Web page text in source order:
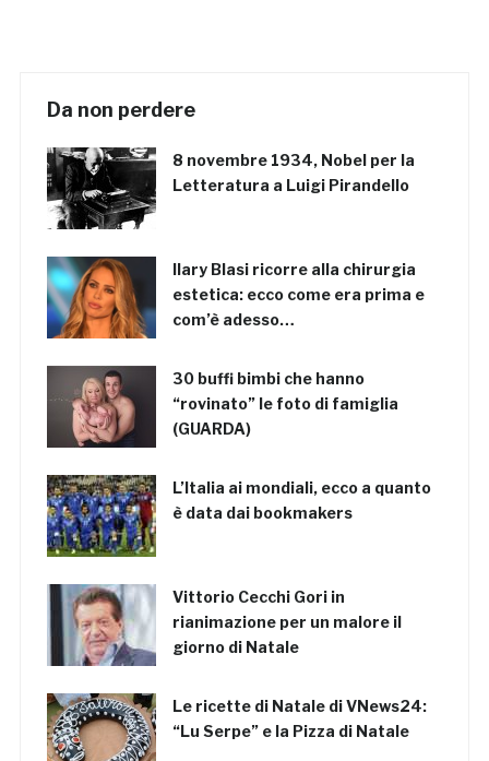
Da non perdere
8 novembre 1934, Nobel per la
Letteratura a Luigi Pirandello
Ilary Blasi ricorre alla chirurgia
estetica: ecco come era prima e
com’è adesso…
30 buffi bimbi che hanno
“rovinato” le foto di famiglia
(GUARDA)
L’Italia ai mondiali, ecco a quanto
è data dai bookmakers
Vittorio Cecchi Gori in
rianimazione per un malore il
giorno di Natale
Le ricette di Natale di VNews24:
“Lu Serpe” e la Pizza di Natale